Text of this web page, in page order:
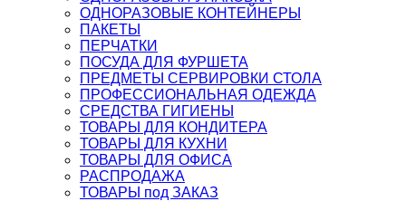
ОДНОРАЗОВЫЕ КОНТЕЙНЕРЫ
ПАКЕТЫ
ПЕРЧАТКИ
ПОСУДА ДЛЯ ФУРШЕТА
ПРЕДМЕТЫ СЕРВИРОВКИ СТОЛА
ПРОФЕССИОНАЛЬНАЯ ОДЕЖДА
СРЕДСТВА ГИГИЕНЫ
ТОВАРЫ ДЛЯ КОНДИТЕРА
ТОВАРЫ ДЛЯ КУХНИ
ТОВАРЫ ДЛЯ ОФИСА
РАСПРОДАЖА
ТОВАРЫ под ЗАКАЗ